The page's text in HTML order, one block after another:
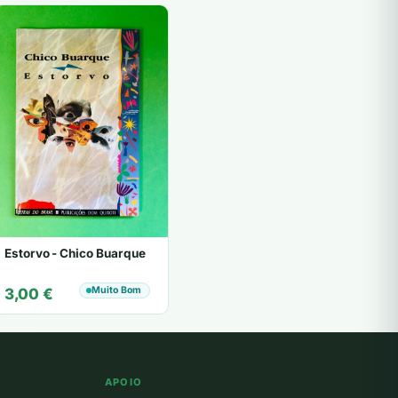
Estorvo - Chico Buarque
3,00 € Muito Bom
APOIO